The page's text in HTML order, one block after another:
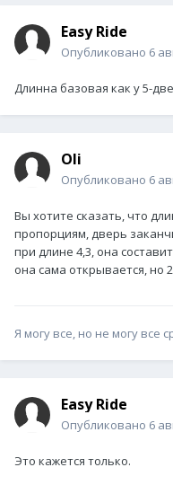
Easy Ride
Опубликовано 6
Длинна базовая как у 5-
Oli
Опубликовано 6
Вы хотите сказать, что
пропорциям, дверь
при длине 4,3, она
она сама открывается, но
Я могу все, но не могу все
Easy Ride
Опубликовано 6
Это кажется только.